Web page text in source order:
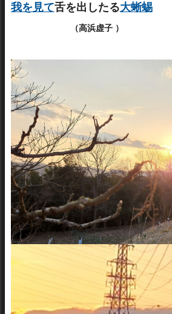
我を見て舌を出したる大蜥蜴
（高浜虚子 ）